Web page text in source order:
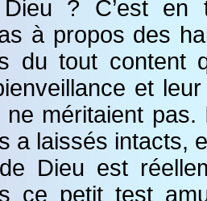
? C’est
à propos des
du tout content
et
ne méritaient
a laissés intacts,
Dieu est
ce petit test